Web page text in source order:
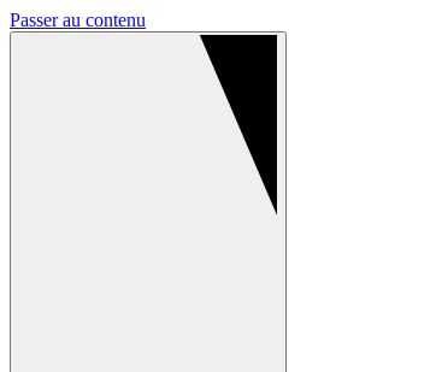
Passer au contenu